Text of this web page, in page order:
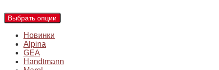
Выбрать опции
Новинки
Alpina
GEA
Handtmann